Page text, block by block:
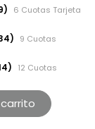
6 Cuotas Tarjeta
9 Cuotas
12 Cuotas